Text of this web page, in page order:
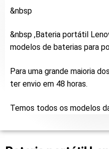
&nbsp
&nbsp ,Bateria portátil
modelos de baterias para
Para uma grande maioria
ter envio em 48 horas.
Temos todos os modelos